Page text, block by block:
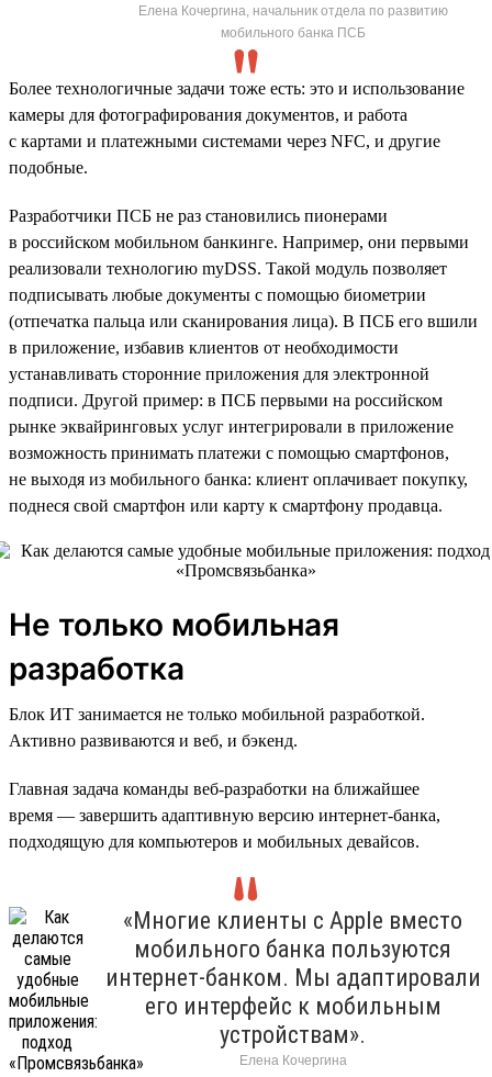
Елена Кочергина, начальник отдела по развитию
мобильного банка ПСБ
Более технологичные задачи тоже есть: это и использование
камеры для фотографирования документов, и работа
с картами и платежными системами через NFC, и другие
подобные.
Разработчики ПСБ не раз становились пионерами
в российском мобильном банкинге. Например, они первыми
реализовали технологию myDSS. Такой модуль позволяет
подписывать любые документы с помощью биометрии
(отпечатка пальца или сканирования лица). В ПСБ его вшили
в приложение, избавив клиентов от необходимости
устанавливать сторонние приложения для электронной
подписи. Другой пример: в ПСБ первыми на российском
рынке эквайринговых услуг интегрировали в приложение
возможность принимать платежи с помощью смартфонов,
не выходя из мобильного банка: клиент оплачивает покупку,
поднеся свой смартфон или карту к смартфону продавца.
Не только мобильная
разработка
Блок ИТ занимается не только мобильной разработкой.
Активно развиваются и веб, и бэкенд.
Главная задача команды веб-разработки на ближайшее
время — завершить адаптивную версию интернет-банка,
подходящую для компьютеров и мобильных девайсов.
«Многие клиенты с Apple вместо
мобильного банка пользуются
интернет-банком. Мы адаптировали
его интерфейс к мобильным
устройствам».
Елена Кочергина